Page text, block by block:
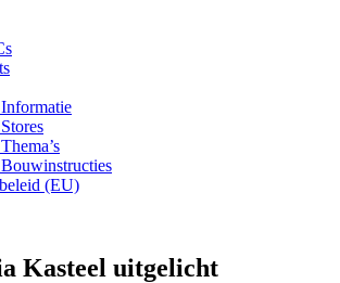
(EU)
Kasteel uitgelicht